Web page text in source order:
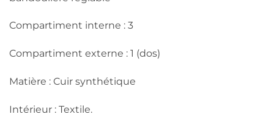
Compartiment interne : 3
Compartiment externe : 1 (dos)
Matière : Cuir synthétique
Intérieur : Textile.